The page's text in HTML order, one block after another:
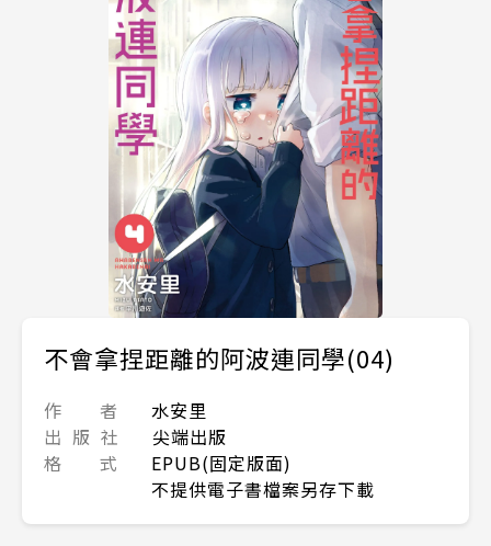
不會拿捏距離的阿波連同學(04)
作 者
水安里
出 版 社
尖端出版
格 式
EPUB(固定版面)
不提供電子書檔案另存下載